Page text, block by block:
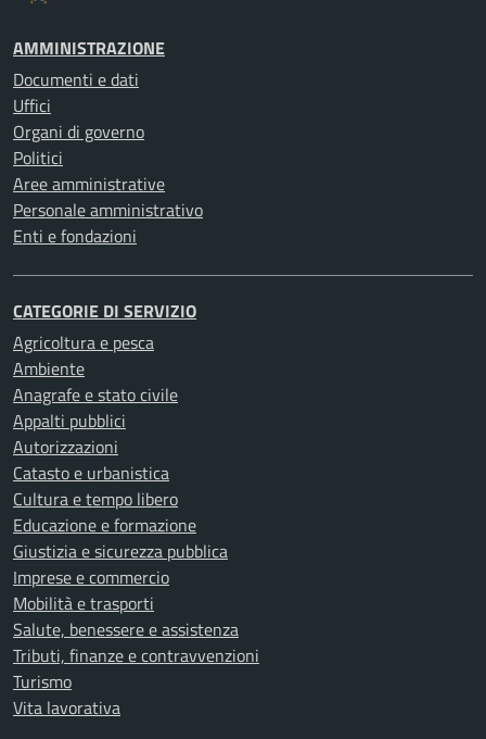
AMMINISTRAZIONE
Documenti e dati
Uffici
Organi di governo
Politici
Aree amministrative
Personale amministrativo
Enti e fondazioni
CATEGORIE DI SERVIZIO
Agricoltura e pesca
Ambiente
Anagrafe e stato civile
Appalti pubblici
Autorizzazioni
Catasto e urbanistica
Cultura e tempo libero
Educazione e formazione
Giustizia e sicurezza pubblica
Imprese e commercio
Mobilità e trasporti
Salute, benessere e assistenza
Tributi, finanze e contravvenzioni
Turismo
Vita lavorativa